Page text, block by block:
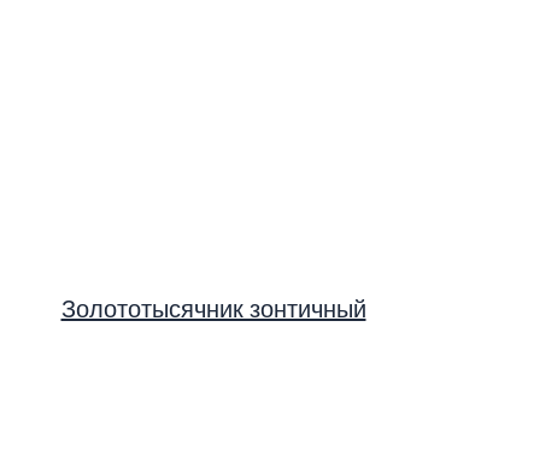
Золототысячник зонтичный